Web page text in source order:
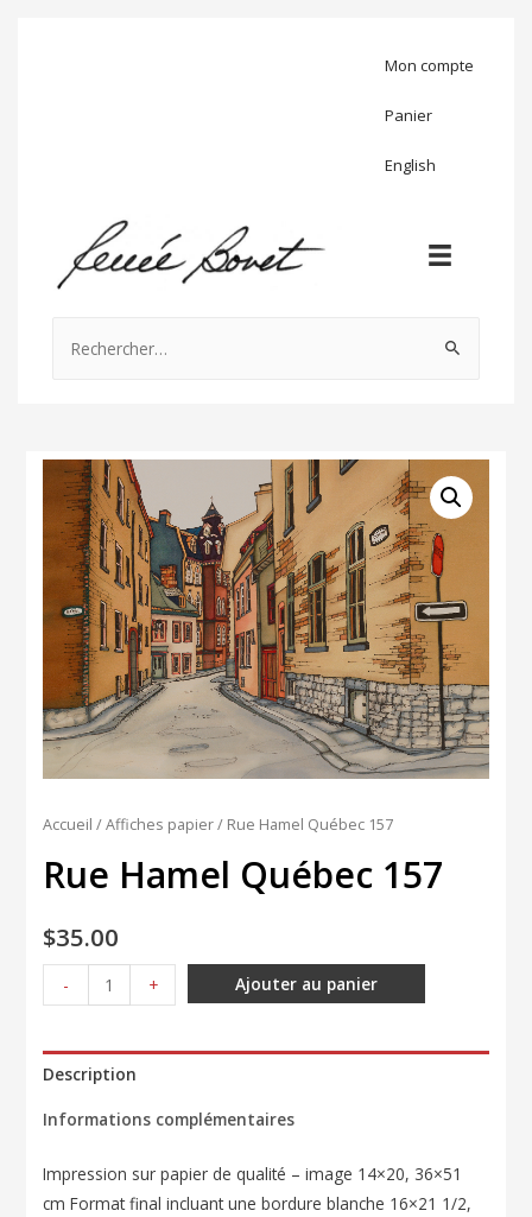
Mon compte
Panier
English
Accueil /Affiches papier/ Rue Hamel Québec 157
Rue Hamel Québec 157
$35.00
-
de
Hamel
157
+ Ajouter au panier
Description
Informations complémentaires
Impression sur papier de qualité – image 14×20, 36×51
cm Format final incluant une bordure blanche 16×21 1/2,